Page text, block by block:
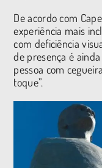
De acordo com
experiência mais
com deficiência
de presença é
pessoa com
toque”.